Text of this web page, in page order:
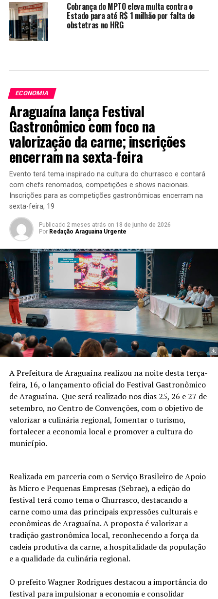
Cobrança do MPTO eleva multa contra o
Estado para até R$ 1 milhão por falta de
obstetras no HRG
ECONOMIA
Araguaína lança Festival
Gastronômico com foco na
valorização da carne; inscrições
encerram na sexta-feira
Evento terá tema inspirado na cultura do churrasco e contará
com chefs renomados, competições e shows nacionais.
Inscrições para as competições gastronômicas encerram na
sexta-feira, 19
Publicado 2 meses atrás on 18 de junho de 2026
Por Redação Araguaina Urgente
A Prefeitura de Araguaína realizou na noite desta terça-
feira, 16, o lançamento oficial do Festival Gastronômico
de Araguaína. Que será realizado nos dias 25, 26 e 27 de
setembro, no Centro de Convenções, com o objetivo de
valorizar a culinária regional, fomentar o turismo,
fortalecer a economia local e promover a cultura do
município.
Realizada em parceria com o Serviço Brasileiro de Apoio
às Micro e Pequenas Empresas (Sebrae), a edição do
festival terá como tema o Churrasco, destacando a
carne como uma das principais expressões culturais e
econômicas de Araguaína. A proposta é valorizar a
tradição gastronômica local, reconhecendo a força da
cadeia produtiva da carne, a hospitalidade da população
e a qualidade da culinária regional.
O prefeito Wagner Rodrigues destacou a importância do
festival para impulsionar a economia e consolidar